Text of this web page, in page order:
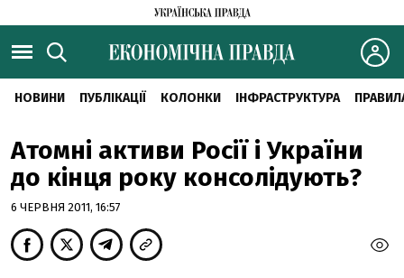
НОВИНИ ПУБЛІКАЦІЇ КОЛОНКИ ІНФРАСТРУКТУРА
Атомні активи Росії і України
до кінця року консолідують?
6 ЧЕРВНЯ 2011, 16:57